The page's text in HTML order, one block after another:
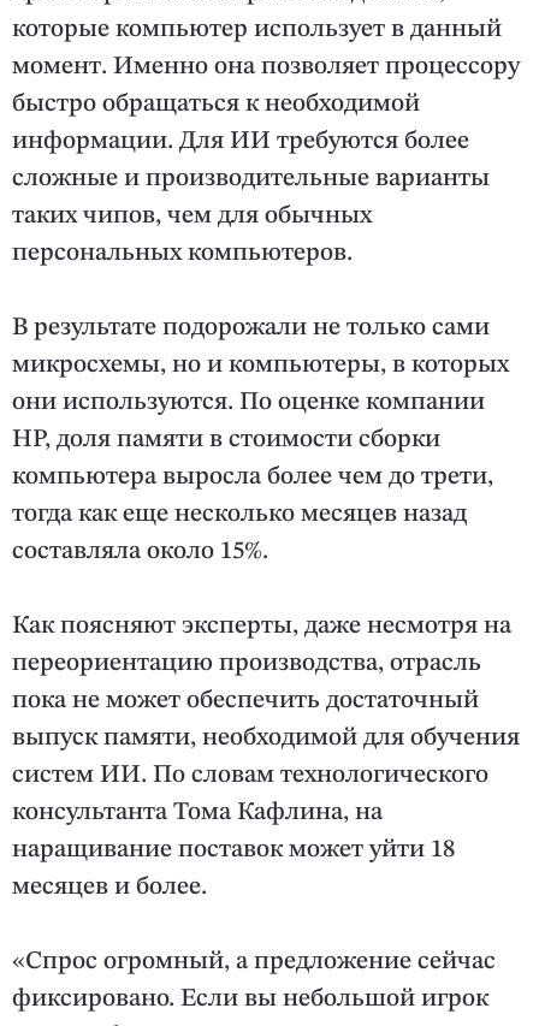
которые компьютер использует в данный
момент. Именно она позволяет процессору
быстро обращаться к необходимой
информации. Для ИИ требуются более
сложные и производительные варианты
таких чипов, чем для обычных
персональных компьютеров.
В результате подорожали не только сами
микросхемы, но и компьютеры, в которых
они используются. По оценке компании
HP, доля памяти в стоимости сборки
компьютера выросла более чем до трети,
тогда как еще несколько месяцев назад
составляла около 15%.
Как поясняют эксперты, даже несмотря на
переориентацию производства, отрасль
пока не может обеспечить достаточный
выпуск памяти, необходимой для обучения
систем ИИ. По словам технологического
консультанта Тома Кафлина, на
наращивание поставок может уйти 18
месяцев и более.
«Спрос огромный, а предложение сейчас
фиксировано. Если вы небольшой игрок